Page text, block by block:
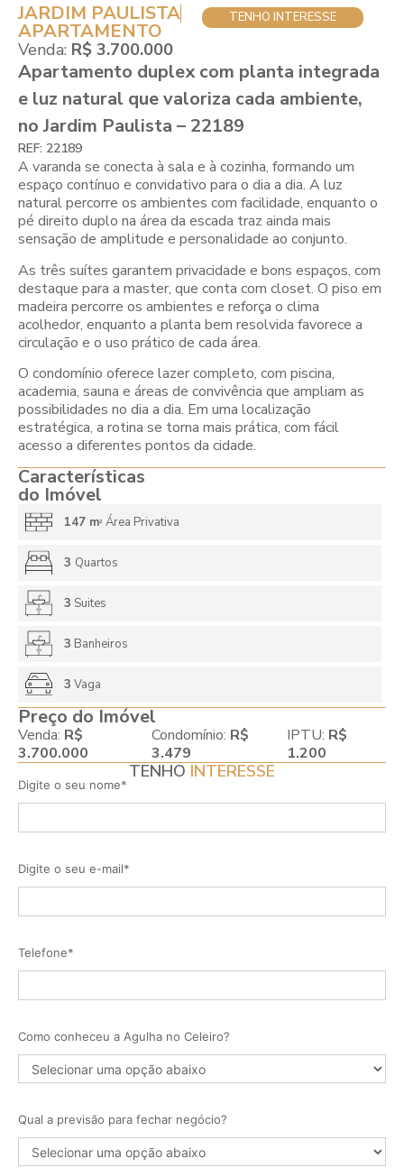
JARDIM PAULISTA
APARTAMENTO
Venda: R$ 3.700.000
TENHO INTERESSE
Apartamento duplex com planta integrada
e luz natural que valoriza cada ambiente,
no Jardim Paulista – 22189
REF: 22189
A varanda se conecta à sala e à cozinha, formando um
espaço contínuo e convidativo para o dia a dia. A luz
natural percorre os ambientes com facilidade, enquanto o
pé direito duplo na área da escada traz ainda mais
sensação de amplitude e personalidade ao conjunto.
As três suítes garantem privacidade e bons espaços, com
destaque para a master, que conta com closet. O piso em
madeira percorre os ambientes e reforça o clima
acolhedor, enquanto a planta bem resolvida favorece a
circulação e o uso prático de cada área.
O condomínio oferece lazer completo, com piscina,
academia, sauna e áreas de convivência que ampliam as
possibilidades no dia a dia. Em uma localização
estratégica, a rotina se torna mais prática, com fácil
acesso a diferentes pontos da cidade.
Características
do Imóvel
147 m2 Área Privativa
3 Quartos
3 Suites
3 Banheiros
3 Vaga
Preço do Imóvel
Venda: R$
3.700.000
Condomínio: R$
3.479
IPTU: R$
1.200
TENHO INTERESSE
Digite o seu nome*
Digite o seu e-mail*
Telefone*
Como conheceu a Agulha no Celeiro?
Qual a previsão para fechar negócio?